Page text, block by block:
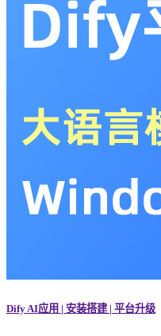
Dify AI应用 | 安装搭建 | 平台升级